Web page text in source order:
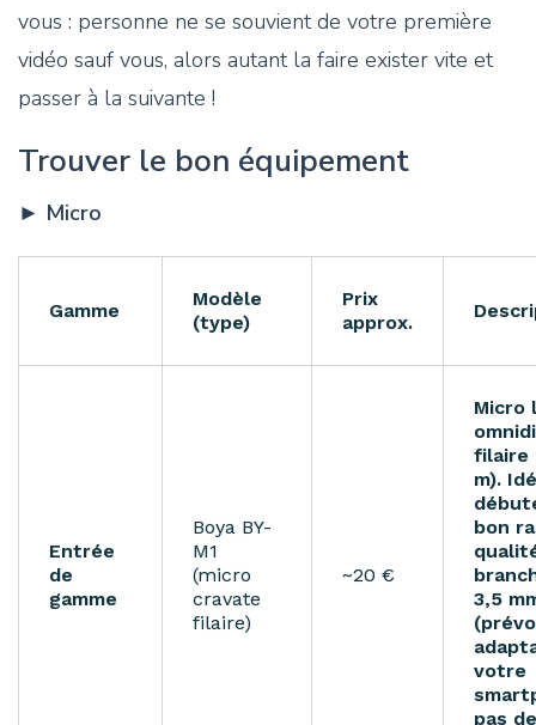
vous : personne ne se souvient de votre première
vidéo sauf vous, alors autant la faire exister vite et
passer à la suivante !
Trouver le bon équipement
► Micro
Gamme
Modèle
(type)
Prix
approx.
Entrée
de
gamme
Boya BY-
M1
(micro
cravate
filaire)
~20 €
Micro
filaire
m).
bon
3,5
votre
pas